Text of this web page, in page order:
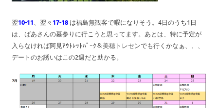
翌10-11 、翌々 17-18 は福島無観客で暇になりそう。4日のうち1日
は、ばあさんの墓参りに行こうと思ってます。あとは、特に予定が
入らなければ阿見ｱｳﾄﾚｯﾄﾊﾟｰｸ＆美穂トレセンでも行くかなぁ、、、
デートのお誘いはこの2週だと助かる。